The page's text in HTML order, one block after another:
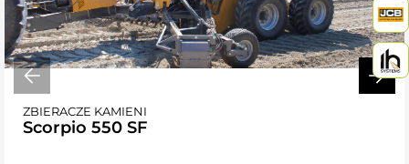
ZBIERACZE KAMIENI
Scorpio 550 SF